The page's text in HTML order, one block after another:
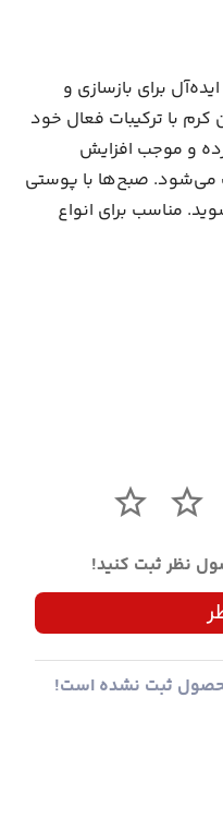
برای بازسازی و
با ترکیبات فعال خود
و موجب افزایش
می‌شود. صبح‌ها با پوستی
مناسب برای انواع
نظر ثبت کنید!
ثبت نشده است!